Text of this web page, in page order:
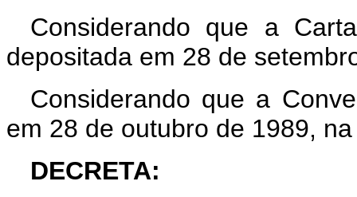
Considerando que a
depositada em 28 de
Considerando que a
em 28 de outubro de 1989,
DECRETA: